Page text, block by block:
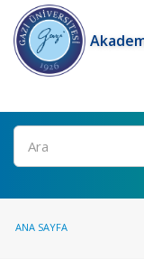
Ara
ANA SAYFA